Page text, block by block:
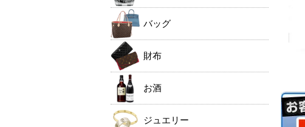
バッグ
財布
お酒
ジュエリー